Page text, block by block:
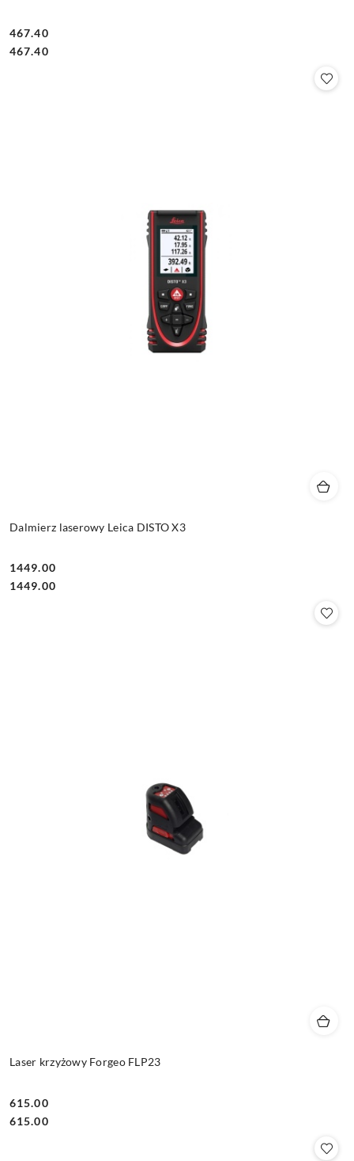
Cena:
467.40
Cena:
467.40
Dalmierz laserowy Leica DISTO X3
Cena:
1449.00
Cena:
1449.00
Laser krzyżowy Forgeo FLP23
Cena:
615.00
Cena:
615.00